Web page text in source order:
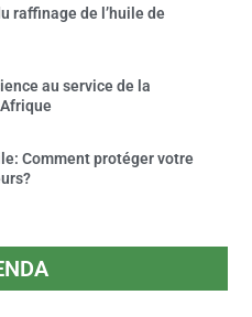
raffinage de l’huile de
au service de la
Comment protéger votre